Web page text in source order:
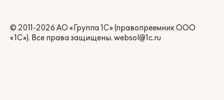
© 2011-2026 АО «Группа 1С» (правопреемник ООО
«1С»). Все права защищены. websol@1c.ru